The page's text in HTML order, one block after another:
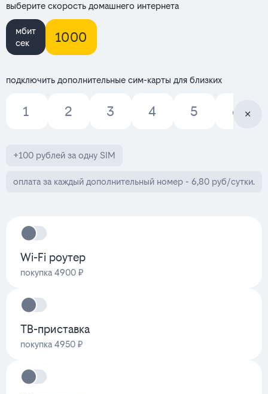
выберите скорость домашнего интернета
мбит
сек
1000
подключить дополнительные сим-карты для близких
1 2 3 4 5 6
+100 рублей за одну SIM
оплата за каждый дополнительный номер - 6,80 руб/сутки.
Wi-Fi роутер
покупка 4900 ₽
ТВ-приставка
покупка 4950 ₽